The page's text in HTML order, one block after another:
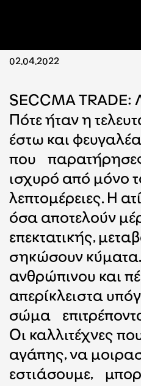
02.04.2022
SECCMA TRADE:
Πότε ήταν η
έστω και
που παρατήρησες
ισχυρό από μόνο
λεπτομέρειες. Η
όσα αποτελούν
επεκτατικής,
σηκώσουν κύματα.
ανθρώπινου και
απερίκλειστα
σώμα
Οι καλλιτέχνες
αγάπης, να
εστιάσουμε,